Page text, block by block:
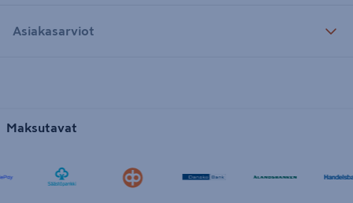
Asiakasarviot
Maksutavat